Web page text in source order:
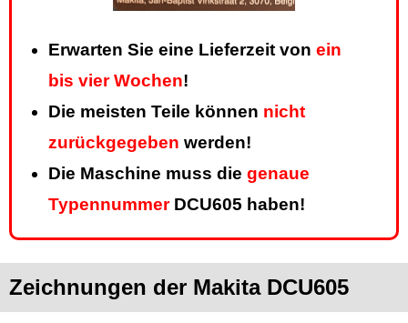
Erwarten Sie eine Lieferzeit von ein
bis vier Wochen!
Die meisten Teile können nicht
zurückgegeben werden!
Die Maschine muss die genaue
TypennummerDCU605 haben!
Zeichnungen der Makita DCU605